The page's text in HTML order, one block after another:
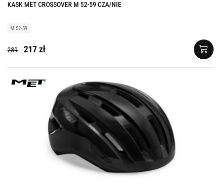
KASK MET CROSSOVER M 52-59 CZA/NIE
M 52-59
289 217 zł